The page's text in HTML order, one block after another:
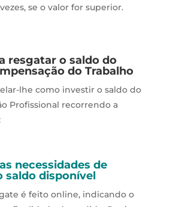
se o valor for superior.
resgatar o saldo do
do Trabalho
lhe como investir o saldo do
Profissional recorrendo a
necessidades de
saldo disponível
é feito online, indicando o